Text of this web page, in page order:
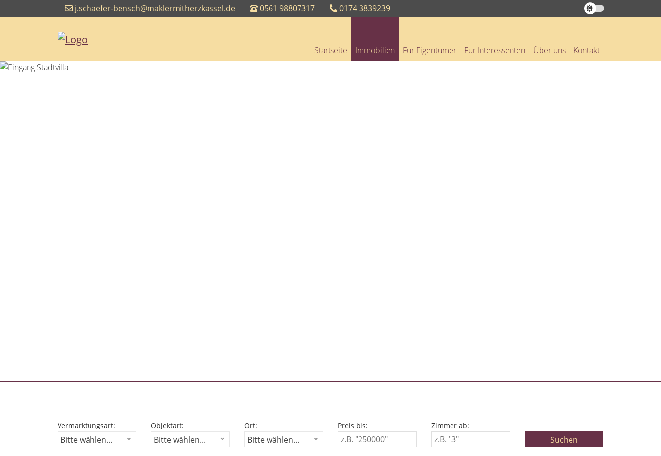
j.schaefer-bensch@maklermitherzkassel.de 0561 98807317 0174 3839239
Startseite Immobilien Für Eigentümer Für Interessenten Über uns Kontakt
Vermarktungsart:
Bitte wählen...
Objektart:
Bitte wählen...
Ort:
Bitte wählen...
Preis bis: Zimmer ab: